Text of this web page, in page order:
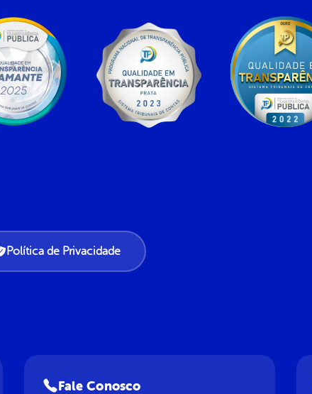
Política de Privacidade
Fale Conosco